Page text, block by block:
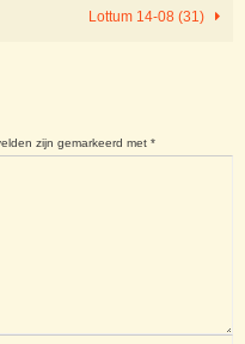
Lottum 14-08 (31)
zijn gemarkeerd met *